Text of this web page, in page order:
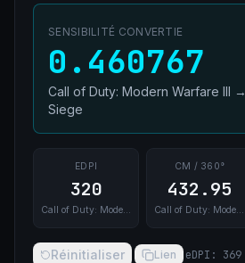
SENSIBILITÉ CONVERTIE
0.460767
Call of Duty: Modern Warfare III →
Siege
EDPI
320
Call of Duty: Modern Warfare III
CM / 360°
432.95
Call of Duty: Modern Warfare III
Réinitialiser Lien eDPI : 369